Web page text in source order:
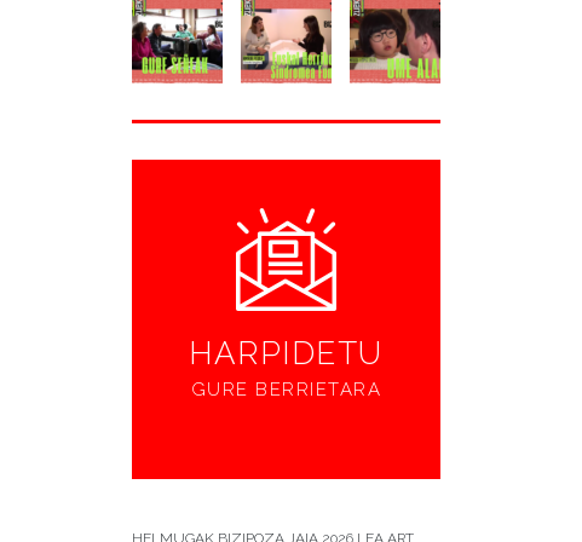
HARPIDETU
GURE BERRIETARA
HELMUGAK BIZIPOZA JAIA 2026 LEA ART...